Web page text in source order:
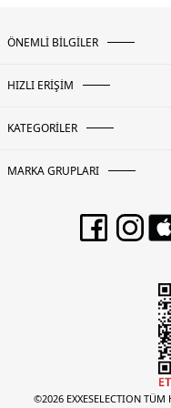
ÖNEMLİ BİLGİLER
HIZLI ERİŞİM
KATEGORİLER
MARKA GRUPLARI
©2026 EXXESELECTION